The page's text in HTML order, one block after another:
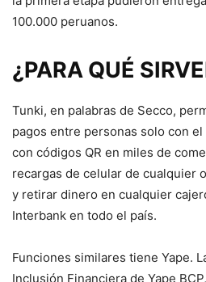
100.000 peruanos.
¿PARA QUÉ
Tunki, en palabras de Secco,
pagos entre personas solo con
con códigos QR en miles de
recargas de celular de cualquier
y retirar dinero en cualquier
Interbank en todo el país.
Funciones similares tiene Yape.
Inclusión Financiera de Yape